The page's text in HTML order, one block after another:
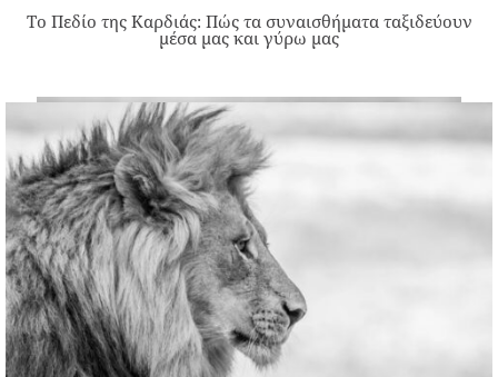
Το Πεδίο της Καρδιάς: Πώς τα συναισθήματα ταξιδεύουν
μέσα μας και γύρω μας